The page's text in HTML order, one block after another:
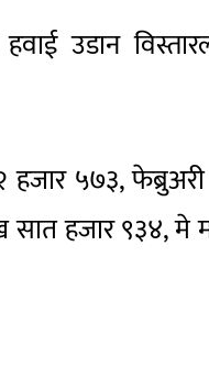
हवाई उडान
५७३,
हजार ९३४, मे